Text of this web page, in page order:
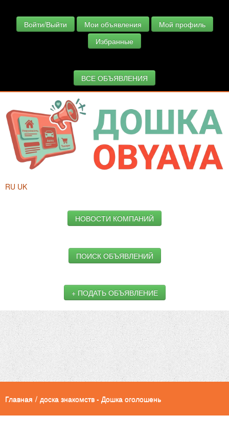
Войти/Выйти Мои объявления
Мой профиль
Избранные
ВСЕ ОБЪЯВЛЕНИЯ
RU UK
НОВОСТИ КОМПАНИЙ
ПОИСК ОБЪЯВЛЕНИЙ
+ ПОДАТЬ ОБЪЯВЛЕНИЕ
Главная / доска знакомств - Дошка оголошень